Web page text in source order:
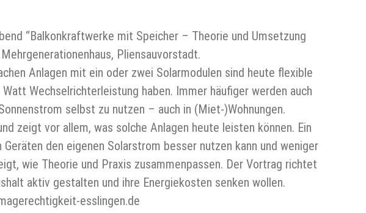
“Balkonkraftwerke mit Speicher – Theorie und Umsetzung
Pliensauvorstadt.
Anlagen mit ein oder zwei Solarmodulen sind heute flexible
Wechselrichterleistung haben. Immer häufiger werden auch
selbst zu nutzen – auch in (Miet-)Wohnungen.
zeigt vor allem, was solche Anlagen heute leisten können. Ein
den eigenen Solarstrom besser nutzen kann und weniger
wie Theorie und Praxis zusammenpassen. Der Vortrag richtet
aktiv gestalten und ihre Energiekosten senken wollen.
esslingen.de